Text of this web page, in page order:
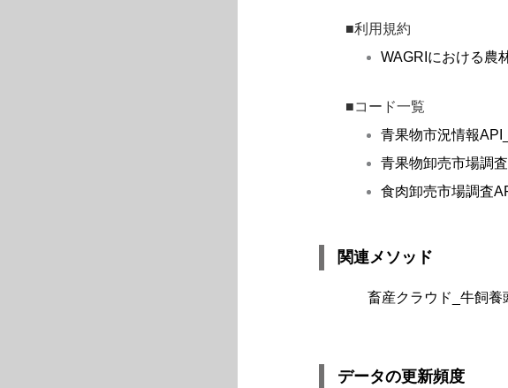
■利用規約
WAGRIにおける農
■コード一覧
青果物市況情報
青果物卸売市場調
食肉卸売市場調査
関連メソッド
畜産クラウド_牛飼養
データの更新頻度